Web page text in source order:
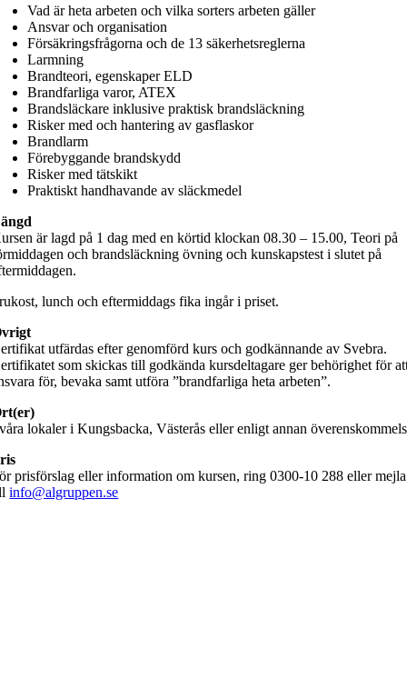
Vad är heta arbeten och vilka sorters arbeten gäller
Ansvar och organisation
Försäkringsfrågorna och de 13 säkerhetsreglerna
Larmning
Brandteori, egenskaper ELD
Brandfarliga varor, ATEX
Brandsläckare inklusive praktisk brandsläckning
Risker med och hantering av gasflaskor
Brandlarm
Förebyggande brandskydd
Risker med tätskikt
Praktiskt handhavande av släckmedel
är lagd på 1 dag med en körtid klockan 08.30 – 15.00, Teori på
och brandsläckning övning och kunskapstest i slutet på
lunch och eftermiddags fika ingår i priset.
utfärdas efter genomförd kurs och godkännande av Svebra.
som skickas till godkända kursdeltagare ger behörighet för
för, bevaka samt utföra ”brandfarliga heta arbeten”.
lokaler i Kungsbacka, Västerås eller enligt annan
prisförslag eller information om kursen, ring 0300-10 288 eller mejla
info@algruppen.se